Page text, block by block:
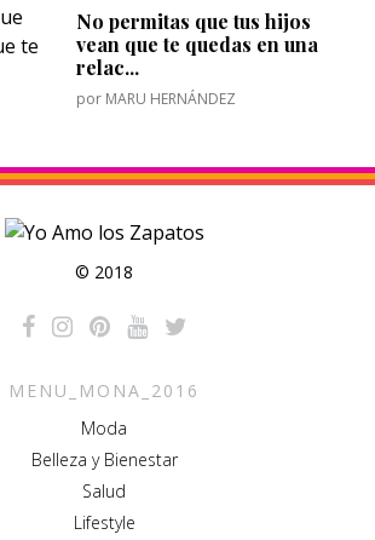
No permitas que tus hijos
vean que te quedas en una
relac...
por MARU HERNÁNDEZ
© 2018
MENU_MONA_2016
Moda
Belleza y Bienestar
Salud
Lifestyle